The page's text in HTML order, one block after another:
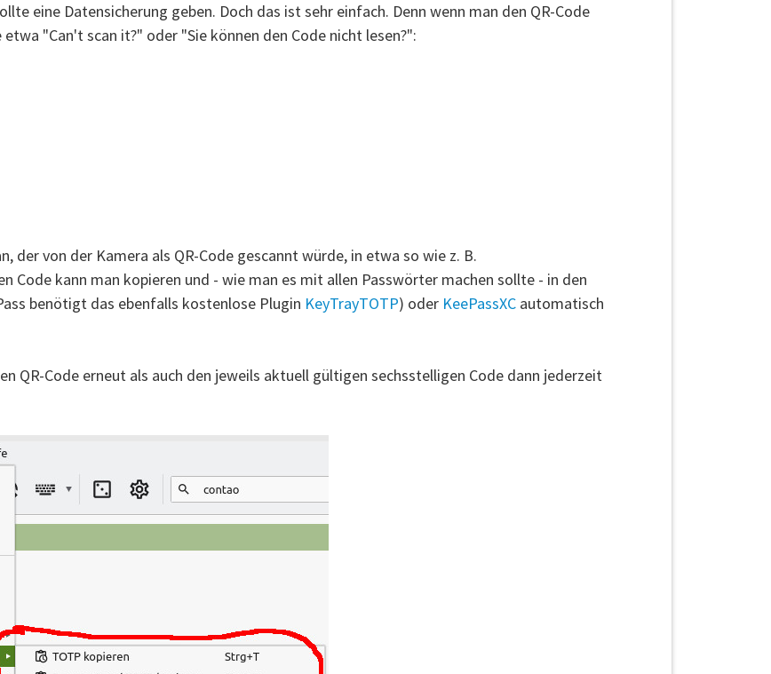
eine Datensicherung geben. Doch das ist sehr einfach. Denn wenn man den QR-Code
"Can't scan it?" oder "Sie können den Code nicht lesen?":
der von der Kamera als QR-Code gescannt würde, in etwa so wie z. B.
Code kann man kopieren und - wie man es mit allen Passwörter machen sollte - in den
benötigt das ebenfalls kostenlose Plugin KeyTrayTOTP) oder KeePassXC automatisch
QR-Code erneut als auch den jeweils aktuell gültigen sechsstelligen Code dann jederzeit